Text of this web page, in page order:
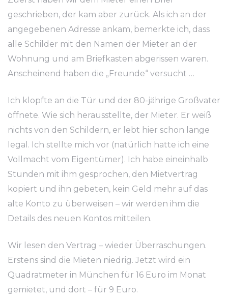
geschrieben, der kam aber zurück. Als ich an der
angegebenen Adresse ankam, bemerkte ich, dass
alle Schilder mit den Namen der Mieter an der
Wohnung und am Briefkasten abgerissen waren.
Anscheinend haben die „Freunde“ versucht …
Ich klopfte an die Tür und der 80-jährige Großvater
öffnete. Wie sich herausstellte, der Mieter. Er weiß
nichts von den Schildern, er lebt hier schon lange
legal. Ich stellte mich vor (natürlich hatte ich eine
Vollmacht vom Eigentümer). Ich habe eineinhalb
Stunden mit ihm gesprochen, den Mietvertrag
kopiert und ihn gebeten, kein Geld mehr auf das
alte Konto zu überweisen – wir werden ihm die
Details des neuen Kontos mitteilen.
Wir lesen den Vertrag – wieder Überraschungen.
Erstens sind die Mieten niedrig. Jetzt wird ein
Quadratmeter in München für 16 Euro im Monat
gemietet, und dort – für 9 Euro.